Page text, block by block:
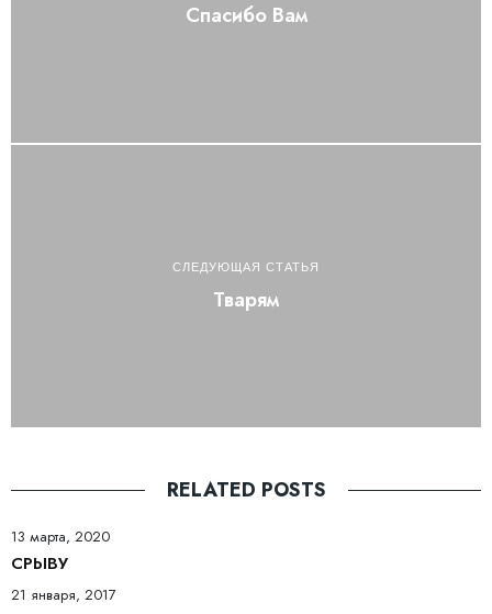
Спасибо Вам
СЛЕДУЮЩАЯ СТАТЬЯ
Тварям
RELATED POSTS
13 марта, 2020
СРЫВУ
21 января, 2017